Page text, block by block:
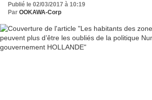
Publié le 02/03/2017 à 10:19
Par OOKAWA-Corp